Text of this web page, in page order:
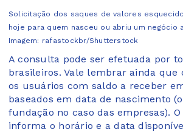
Solicitação dos saques de valores
hoje para quem nasceu ou abriu um negócio
Imagem: rafastockbr/Shutterstock
A consulta pode ser efetuada por
brasileiros. Vale lembrar ainda que
os usuários com saldo a receber
baseados em data de nascimento
fundação no caso das empresas).
informa o horário e a data